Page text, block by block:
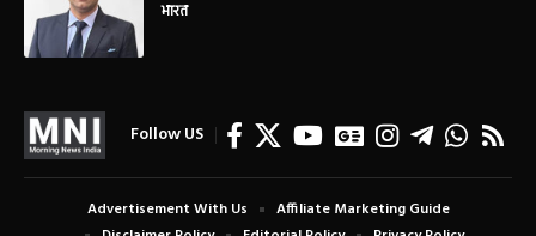
भारत
Follow US
Advertisement With Us
Affiliate Marketing Guide